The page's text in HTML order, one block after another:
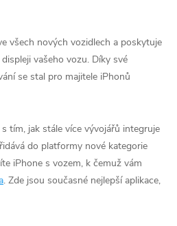
všech nových vozidlech a poskytuje
vašeho vozu. Díky své
se stal pro majitele iPhonů
tím, jak stále více vývojářů integruje
do platformy nové kategorie
iPhone s vozem, k čemuž vám
. Zde jsou současné nejlepší aplikace,